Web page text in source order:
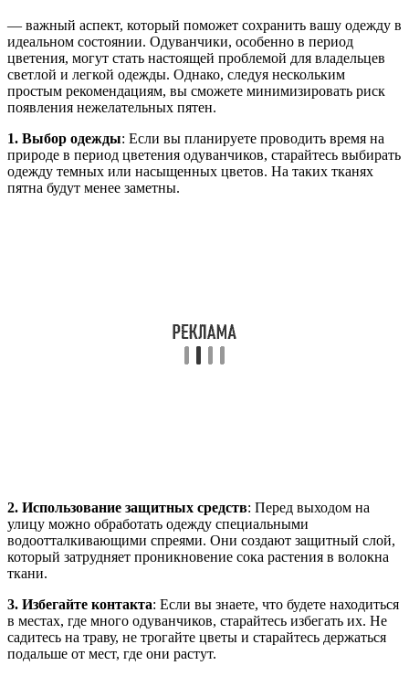
— важный аспект, который поможет сохранить вашу одежду в
идеальном состоянии. Одуванчики, особенно в период
цветения, могут стать настоящей проблемой для владельцев
светлой и легкой одежды. Однако, следуя нескольким
простым рекомендациям, вы сможете минимизировать риск
появления нежелательных пятен.
1. Выбор одежды: Если вы планируете проводить время на
природе в период цветения одуванчиков, старайтесь выбирать
одежду темных или насыщенных цветов. На таких тканях
пятна будут менее заметны.
2. Использование защитных средств: Перед выходом на
улицу можно обработать одежду специальными
водоотталкивающими спреями. Они создают защитный слой,
который затрудняет проникновение сока растения в волокна
ткани.
3. Избегайте контакта: Если вы знаете, что будете находиться
в местах, где много одуванчиков, старайтесь избегать их. Не
садитесь на траву, не трогайте цветы и старайтесь держаться
подальше от мест, где они растут.